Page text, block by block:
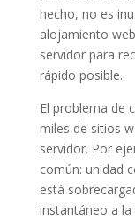
hecho, no es
alojamiento
servidor para
rápido posible.
El problema de
miles de sitios
servidor. Por
común: unidad
está
instantáneo a